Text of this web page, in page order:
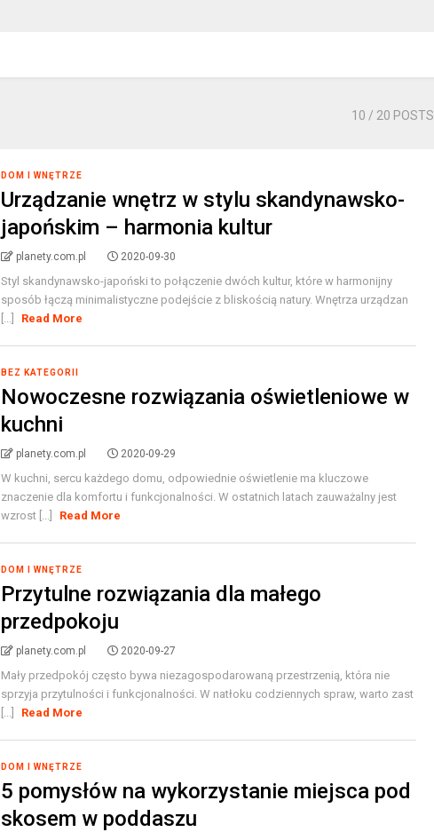
10 / 20 POSTS
DOM I WNĘTRZE
Urządzanie wnętrz w stylu skandynawsko-
japońskim – harmonia kultur
planety.com.pl 2020-09-30
Styl skandynawsko-japoński to połączenie dwóch kultur, które w harmonijny
sposób łączą minimalistyczne podejście z bliskością natury. Wnętrza urządzan
[...]
Read More
BEZ KATEGORII
Nowoczesne rozwiązania oświetleniowe w
kuchni
planety.com.pl 2020-09-29
W kuchni, sercu każdego domu, odpowiednie oświetlenie ma kluczowe
znaczenie dla komfortu i funkcjonalności. W ostatnich latach zauważalny jest
wzrost [...]
Read More
DOM I WNĘTRZE
Przytulne rozwiązania dla małego
przedpokoju
planety.com.pl 2020-09-27
Mały przedpokój często bywa niezagospodarowaną przestrzenią, która nie
sprzyja przytulności i funkcjonalności. W natłoku codziennych spraw, warto zast
[...]
Read More
DOM I WNĘTRZE
5 pomysłów na wykorzystanie miejsca pod
skosem w poddaszu